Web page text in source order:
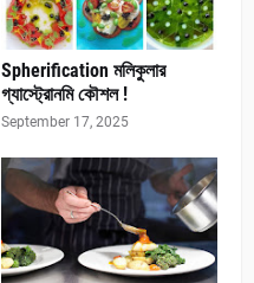
Spherification মলিকুলার
গ্যাস্ট্রোনমি কৌশল !
September 17, 2025